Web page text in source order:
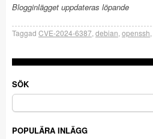
Blogginlägget uppdateras löpande
Taggad CVE-2024-6387 debian openssh
SÖK
Sök
efter:
POPULÄRA INLÄGG